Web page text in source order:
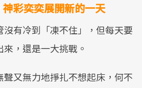
彩奕奕展開新的一天
有冷到「凍不住」，但每天要
，還是一大挑戰。
又無力地掙扎不想起床，何不